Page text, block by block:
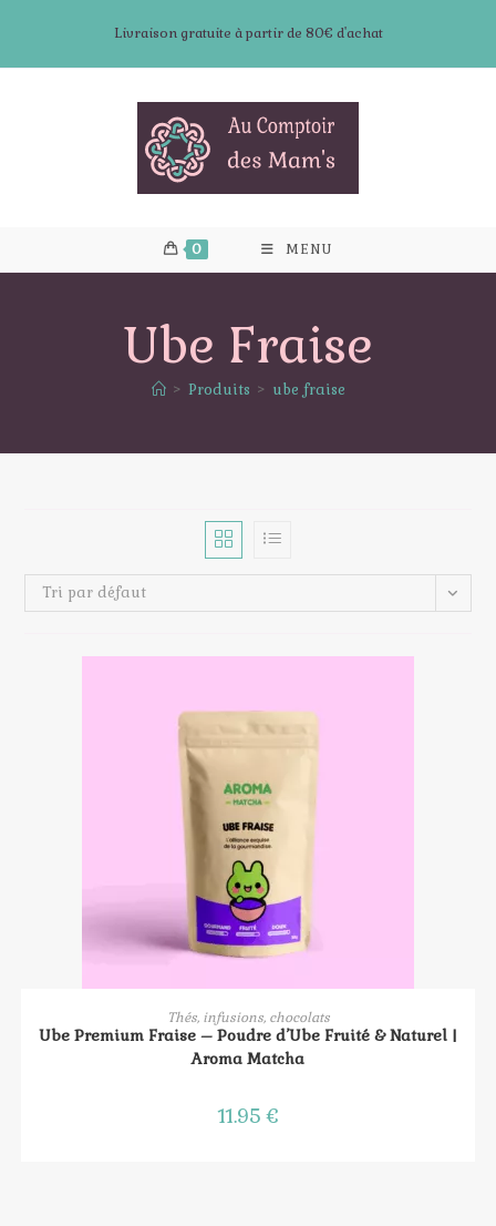
content
Livraison gratuite à partir de 80€ d'achat
0 MENU
Ube Fraise
> Produits > ube fraise
Tri par défaut
AJOUTER AU PANIER
Thés, infusions, chocolats
Ube Premium Fraise – Poudre d’Ube Fruité & Naturel |
Aroma Matcha
11.95€